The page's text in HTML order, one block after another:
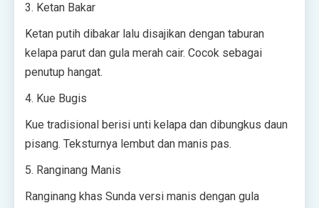
3. Ketan Bakar
Ketan putih dibakar lalu disajikan dengan taburan
kelapa parut dan gula merah cair. Cocok sebagai
penutup hangat.
4. Kue Bugis
Kue tradisional berisi unti kelapa dan dibungkus daun
pisang. Teksturnya lembut dan manis pas.
5. Ranginang Manis
Ranginang khas Sunda versi manis dengan gula